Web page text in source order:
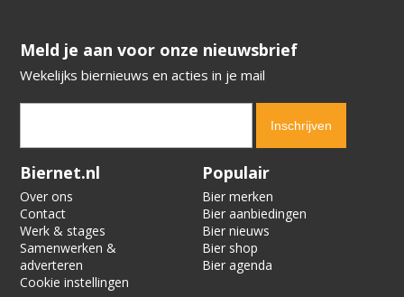
​​​​​​​Meld je aan voor onze nieuwsbrief
Wekelijks biernieuws en acties in je mail
Verification code:
Biernet.nl
Over ons
Contact
Werk & stages
Samenwerken &
adverteren
Cookie instellingen
Populair
Bier merken
Bier aanbiedingen
Bier nieuws
Bier shop
Bier agenda